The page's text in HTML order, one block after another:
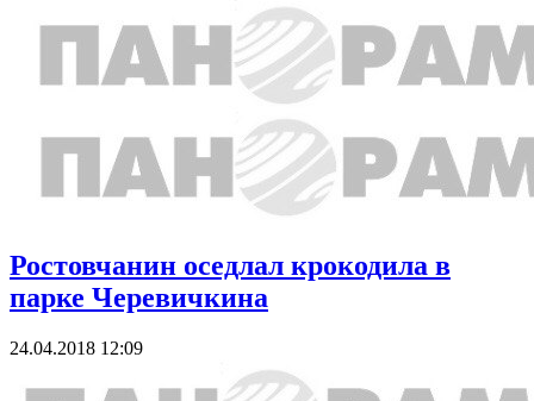
Ростовчанин оседлал крокодила в
парке Черевичкина
24.04.2018 12:09